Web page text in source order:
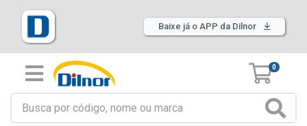
Baixe já o APP da Dilnor
0